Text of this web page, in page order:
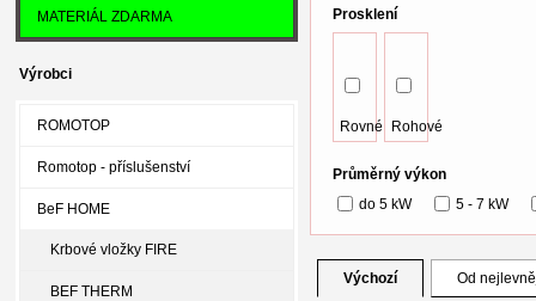
Prosklení
Rovné Rohové
Průměrný výkon
do 5 kW
5 - 7 kW
Výchozí Od
MATERIÁL ZDARMA
Výrobci
ROMOTOP
Romotop - příslušenství
BeF HOME
Krbové vložky FIRE
BEF THERM